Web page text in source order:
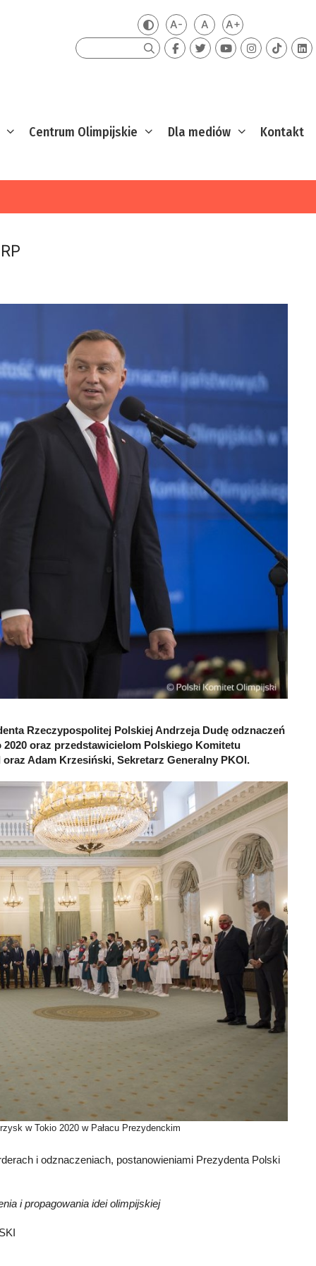
Zmień kontrast
A-Mniejsza czcionka
ADomyślna czcionka
A+Większa
Szukaj
Centrum Olimpijskie Dla mediów Kontakt
Rzeczypospolitej Polskiej Andrzeja Dudę odznaczeń
oraz przedstawicielom Polskiego Komitetu
Adam Krzesiński, Sekretarz Generalny PKOl.
w Tokio 2020 w Pałacu Prezydenckim
i odznaczeniach, postanowieniami Prezydenta Polski
i propagowania idei olimpijskiej